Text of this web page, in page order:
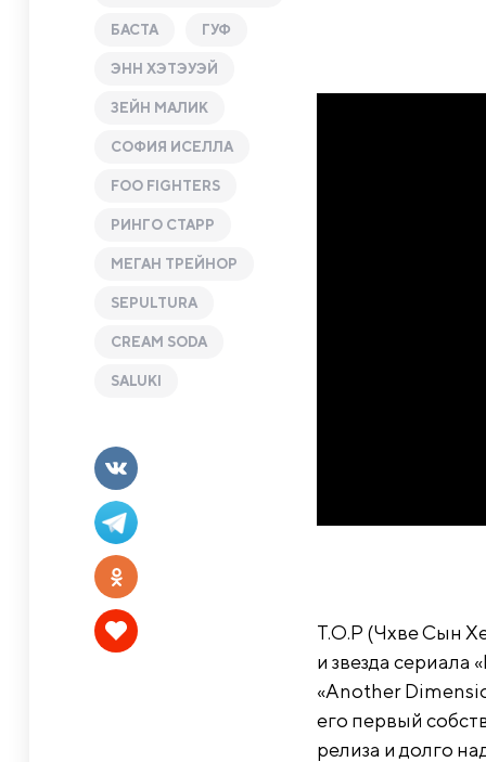
БАСТА ГУФ
ЭНН ХЭТЭУЭЙ
ЗЕЙН МАЛИК
СОФИЯ ИСЕЛЛА
FOO FIGHTERS
РИНГО СТАРР
МЕГАН ТРЕЙНОР
SEPULTURA
CREAM SODA
SALUKI
T.O.P (Чхве Сын
и звезда сериала
«Another
его первый
релиза и долго